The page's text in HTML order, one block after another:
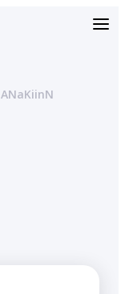
ANaKiinN